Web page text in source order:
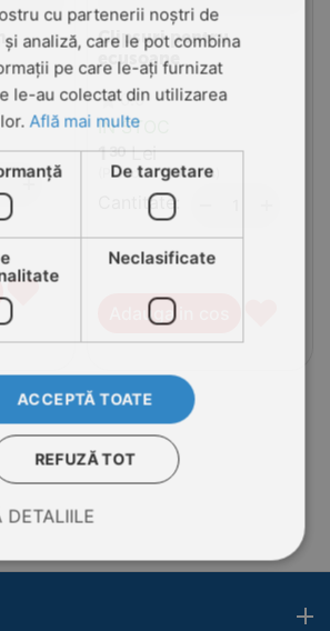
+
♥
Clipsuri pentru
ecusoane
0.0
IN STOC
130 Lei
(Pret cu TVA inclus)
Cantitate:
Adauga in cos
cu partenerii noștri de
analiză, care le pot combina
pe care le-ați furnizat
le-au colectat din utilizarea
Află mai multe
De targetare
Neclasificate
ACCEPTĂ TOATE
REFUZĂ TOT
DETALIILE